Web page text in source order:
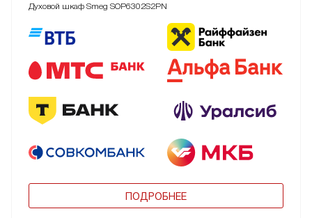
Духовой шкаф Smeg SOP6302S2PN
ПОДРОБНЕЕ